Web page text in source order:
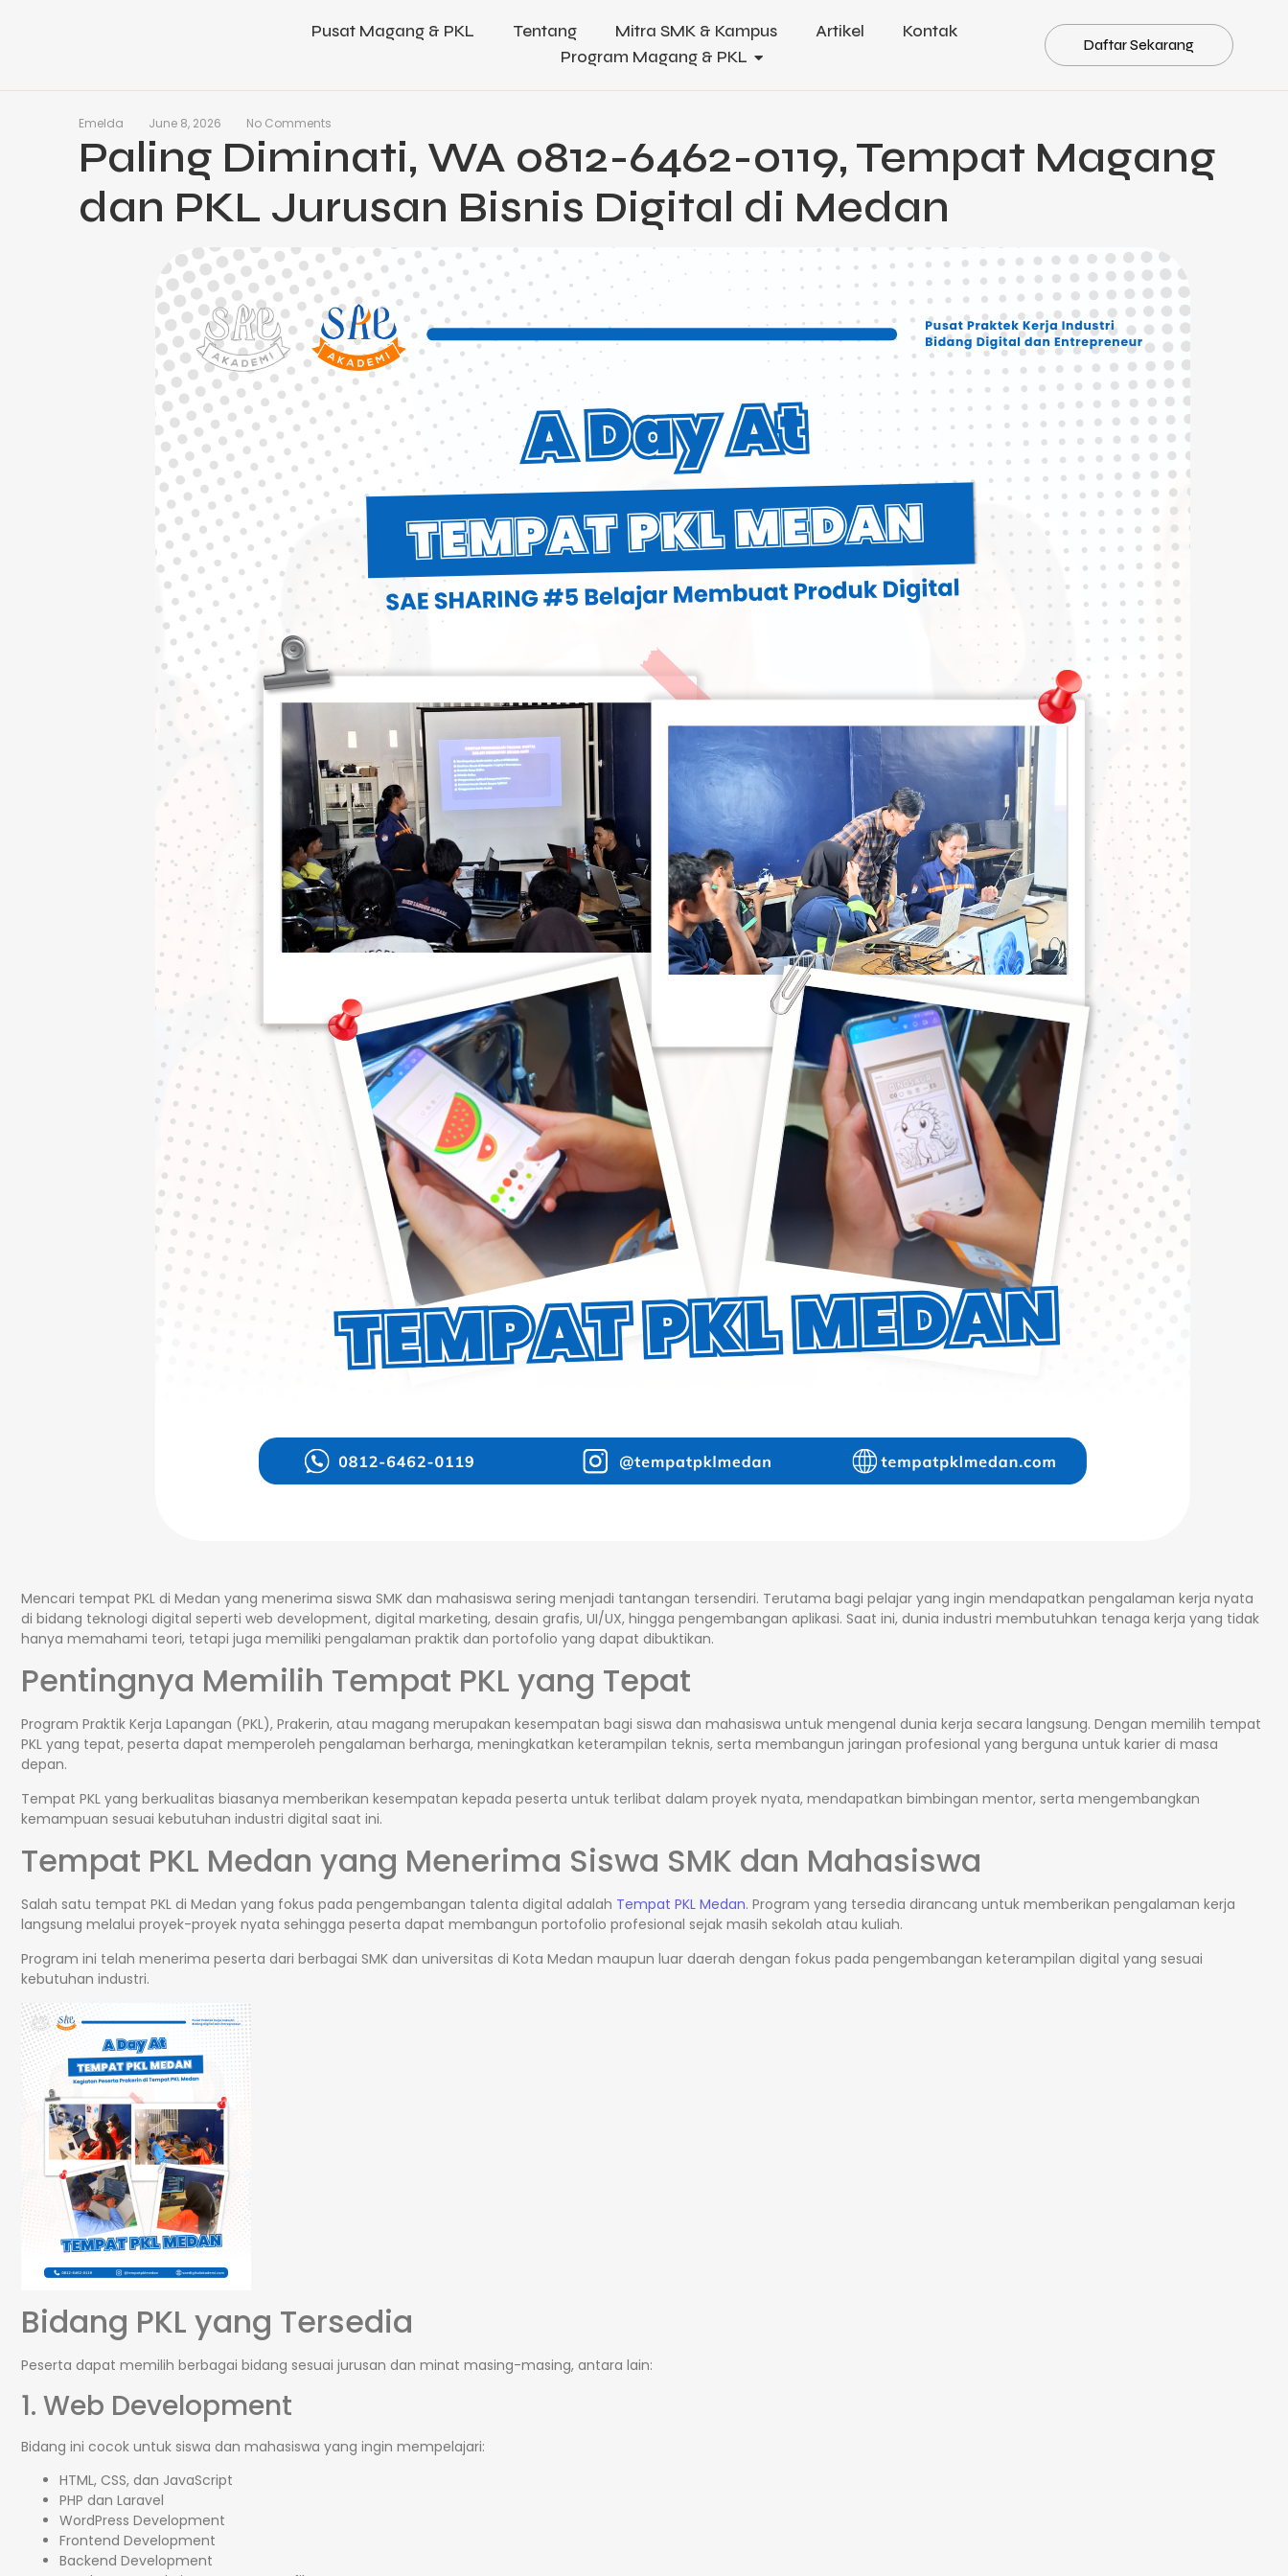
Pusat Magang & PKL Tentang Mitra SMK & Kampus Artikel
Kontak
Program Magang & PKL
Daftar Sekarang
Emelda June 8, 2026 No Comments
Paling Diminati, WA 0812-6462-0119, Tempat Magang
dan PKL Jurusan Bisnis Digital di Medan
Mencari tempat PKL di Medan yang menerima siswa SMK dan mahasiswa sering menjadi tantangan tersendiri. Terutama bagi pelajar yang ingin mendapatkan pengalaman kerja nyata
di bidang teknologi digital seperti web development, digital marketing, desain grafis, UI/UX, hingga pengembangan aplikasi. Saat ini, dunia industri membutuhkan tenaga kerja yang tidak
hanya memahami teori, tetapi juga memiliki pengalaman praktik dan portofolio yang dapat dibuktikan.
Pentingnya Memilih Tempat PKL yang Tepat
Program Praktik Kerja Lapangan (PKL), Prakerin, atau magang merupakan kesempatan bagi siswa dan mahasiswa untuk mengenal dunia kerja secara langsung. Dengan memilih tempat
PKL yang tepat, peserta dapat memperoleh pengalaman berharga, meningkatkan keterampilan teknis, serta membangun jaringan profesional yang berguna untuk karier di masa
depan.
Tempat PKL yang berkualitas biasanya memberikan kesempatan kepada peserta untuk terlibat dalam proyek nyata, mendapatkan bimbingan mentor, serta mengembangkan
kemampuan sesuai kebutuhan industri digital saat ini.
Tempat PKL Medan yang Menerima Siswa SMK dan Mahasiswa
Salah satu tempat PKL di Medan yang fokus pada pengembangan talenta digital adalah Tempat PKL Medan. Program yang tersedia dirancang untuk memberikan pengalaman kerja
langsung melalui proyek-proyek nyata sehingga peserta dapat membangun portofolio profesional sejak masih sekolah atau kuliah.
Program ini telah menerima peserta dari berbagai SMK dan universitas di Kota Medan maupun luar daerah dengan fokus pada pengembangan keterampilan digital yang sesuai
kebutuhan industri.
Bidang PKL yang Tersedia
Peserta dapat memilih berbagai bidang sesuai jurusan dan minat masing-masing, antara lain:
1. Web Development
Bidang ini cocok untuk siswa dan mahasiswa yang ingin mempelajari:
HTML, CSS, dan JavaScript
PHP dan Laravel
WordPress Development
Frontend Development
Backend Development